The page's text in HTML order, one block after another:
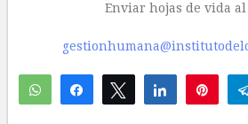
Enviar hojas de vida
WhatsAppCompartirTwittear Compartir